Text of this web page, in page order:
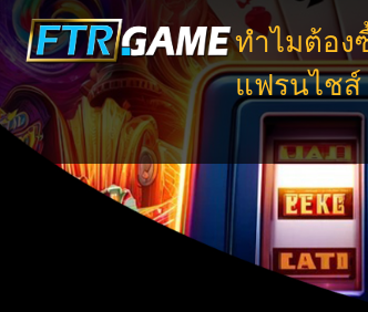
ทำไมต้อง
แฟรนไชส์